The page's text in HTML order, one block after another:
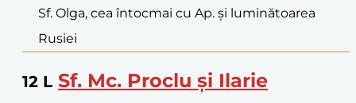
Sf. Olga, cea întocmai cu Ap. și luminătoarea
Rusiei
12 L Sf. Mc. Proclu și Ilarie